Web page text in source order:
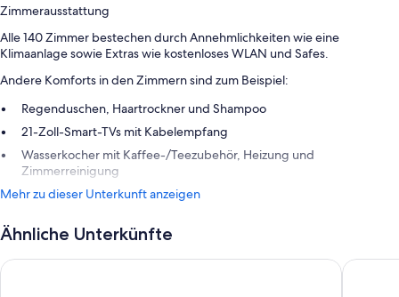
Zimmerausstattung
Alle 140 Zimmer bestechen durch Annehmlichkeiten wie eine
Klimaanlage sowie Extras wie kostenloses WLAN und Safes.
Andere Komforts in den Zimmern sind zum Beispiel:
Regenduschen, Haartrockner und Shampoo
21-Zoll-Smart-TVs mit Kabelempfang
Wasserkocher mit Kaffee-/Teezubehör, Heizung und
Zimmerreinigung
Mehr zu dieser Unterkunft anzeigen
Ähnliche Unterkünfte
IntercityHotel Graz